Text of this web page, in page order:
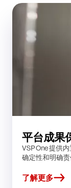
平台成果
VSP One 提供
确定性和明确责
了解更多